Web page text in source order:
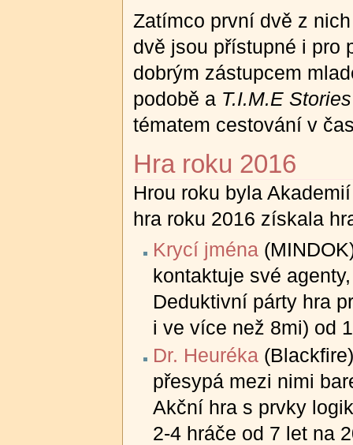
Zatímco první dvě z
dvě jsou přístupné i pro
dobrým zástupcem
podobě a T.I.M.E Stories
tématem cestování v
Hra roku 2016
Hrou roku byla
hra roku 2016 získala
Krycí jména
kontaktuje své
Deduktivní párty hra
i ve více než 8mi) od
Dr. Heuréka
přesypá mezi nimi
Akční hra s prvky
2-4 hráče od 7 let na